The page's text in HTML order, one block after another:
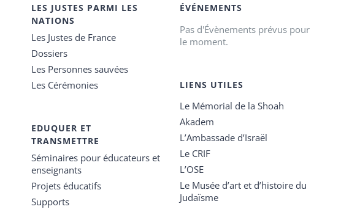
LES JUSTES PARMI LES
NATIONS
Les Justes de France
Dossiers
Les Personnes sauvées
Les Cérémonies
EDUQUER ET
TRANSMETTRE
Séminaires pour éducateurs et
enseignants
Projets éducatifs
Supports
ÉVÉNEMENTS
Pas d'Évènements prévus pour
le moment.
LIENS UTILES
Le Mémorial de la Shoah
Akadem
L’Ambassade d’Israël
Le CRIF
L’OSE
Le Musée d’art et d’histoire du
Judaïsme